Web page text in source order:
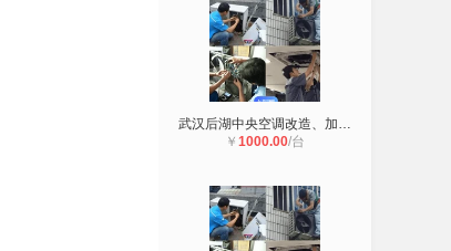
武汉后湖中央空调改造、加装、移位
￥ 1000.00/台